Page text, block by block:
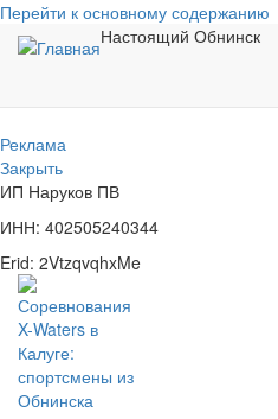
Перейти к основному содержанию
Настоящий Обнинск
Реклама
Закрыть
ИП Наруков ПВ
ИНН: 402505240344
Erid: 2VtzqvqhxMe